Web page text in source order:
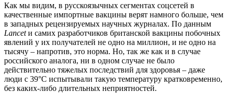
Как мы видим, в русскоязычных сегментах соцсетей в
качественные импортные вакцины верят намного больше, чем
в западных рецензируемых научных журналах. По данным
Lancetи самих разработчиков британской вакцины побочных
явлений у их получателей не одно на миллион, и не одно на
тысячу – напротив, это норма. Но, так же как и в случае
российского аналога, ни в одном случае не было
действительно тяжелых последствий для здоровья – даже
люди с 39°C испытывали такую температуру кратковременно,
без каких-либо длительных неприятностей.